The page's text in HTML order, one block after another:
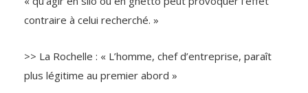
contraire à celui recherché. »
>> La Rochelle : « L’homme, chef d’entreprise, paraît
plus légitime au premier abord »